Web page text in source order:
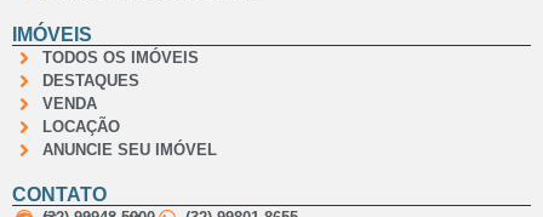
IMÓVEIS
TODOS OS IMÓVEIS
DESTAQUES
VENDA
LOCAÇÃO
ANUNCIE SEU IMÓVEL
CONTATO